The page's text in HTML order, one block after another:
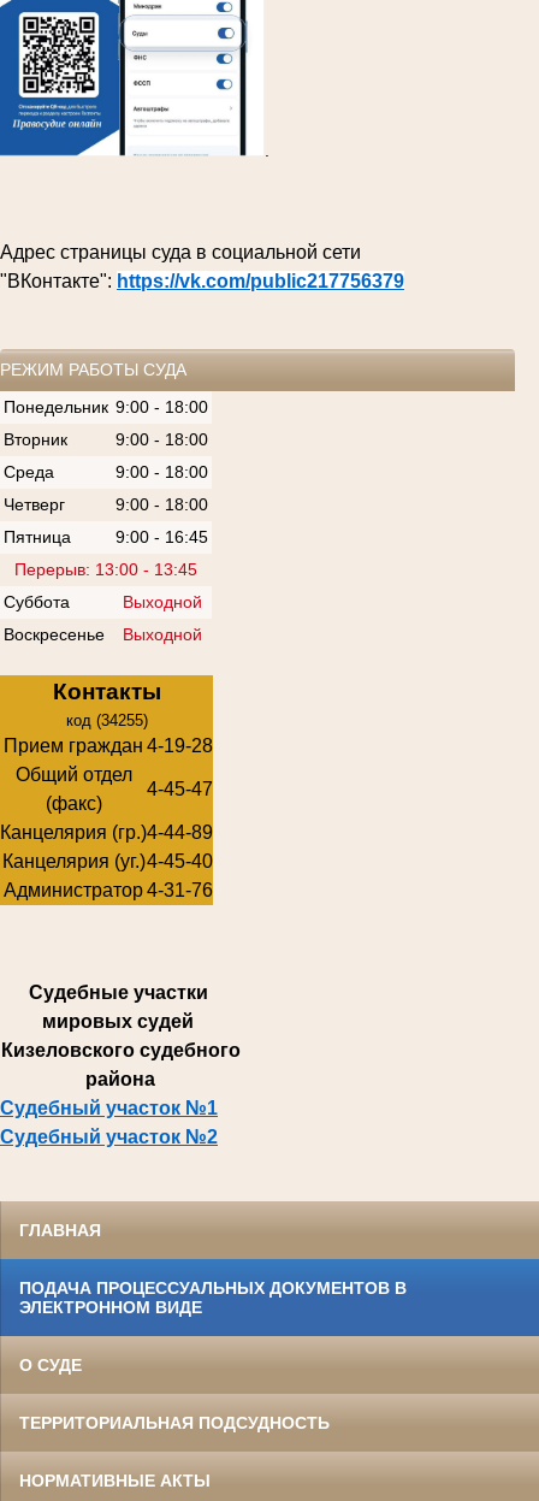
Адрес страницы суда в социальной сети
"ВКонтакте": https://vk.com/public217756379
РЕЖИМ РАБОТЫ СУДА
Понедельник 9:00 - 18:00
Вторник
9:00 - 18:00
Среда
9:00 - 18:00
Четверг
9:00 - 18:00
Пятница
9:00 - 16:45
Перерыв: 13:00 - 13:45
Суббота
Выходной
Воскресенье
Выходной
Контакты
код (34255)
Прием граждан 4-19-28
Общий отдел
(факс)
4-45-47
Канцелярия (гр.)4-44-89
Канцелярия (уг.)4-45-40
Администратор4-31-76
Судебные участки
мировых судей
Кизеловского судебного
района
Судебный участок №1
Судебный участок №2
ГЛАВНАЯ
ПОДАЧА ПРОЦЕССУАЛЬНЫХ ДОКУМЕНТОВ В
ЭЛЕКТРОННОМ ВИДЕ
О СУДЕ
ТЕРРИТОРИАЛЬНАЯ ПОДСУДНОСТЬ
НОРМАТИВНЫЕ АКТЫ